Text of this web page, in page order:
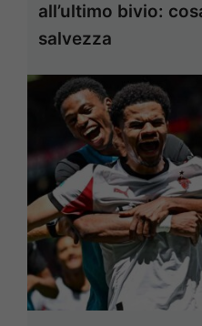
all’ultimo bivio:
salvezza